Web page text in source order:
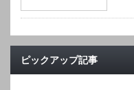
ピックアップ記事